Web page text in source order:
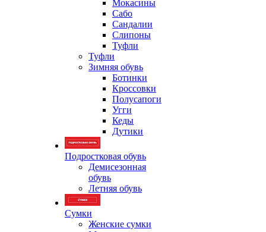
Мокасины
Сабо
Сандалии
Слипоны
Туфли
Туфли
Зимняя обувь
Ботинки
Кроссовки
Полусапоги
Угги
Кеды
Дутики
Подростковая обувь
Демисезонная
обувь
Летняя обувь
Сумки
Женские сумки